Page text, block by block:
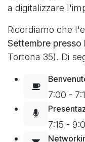
a digitalizzare
Ricordiamo che
Settembre
Tortona 35). Di
7:00 -
7:15 -